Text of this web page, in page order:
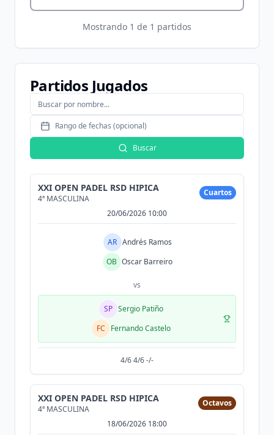
Mostrando 1 de 1 partidos
Partidos Jugados
Rango de fechas (opcional)
Buscar
XXI OPEN PADEL RSD HIPICA
4ª MASCULINA
Cuartos
20/06/2026 10:00
AR Andrés Ramos
OB Oscar Barreiro
vs
SP Sergio Patiño
FC
Fernando Castelo
4/6 4/6 -/-
XXI OPEN PADEL RSD HIPICA
4ª MASCULINA
Octavos
18/06/2026 18:00